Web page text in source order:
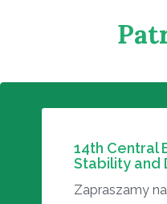
14th Central
Stability and
Zapraszamy